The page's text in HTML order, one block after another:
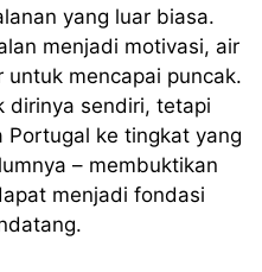
yang luar biasa.
menjadi motivasi, air
mencapai puncak.
dirinya sendiri, tetapi
Portugal ke tingkat yang
– membuktikan
menjadi fondasi